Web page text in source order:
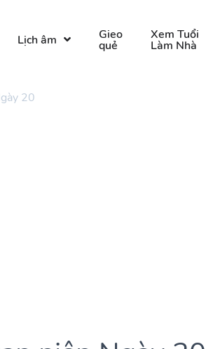
Lịch âm Gieo
quẻ
Xem Tuổi
Làm Nhà
20